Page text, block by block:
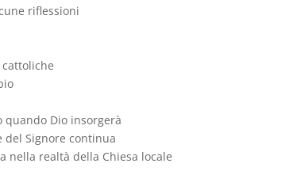
riflessioni
cattoliche
quando Dio insorgerà
del Signore continua
nella realtà della Chiesa locale